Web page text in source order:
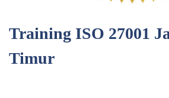
Training ISO 27001
Timur